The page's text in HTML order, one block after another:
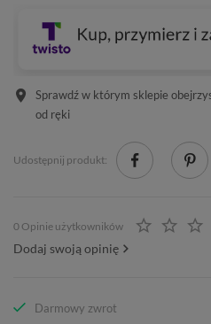
Sprawdź w którym sklepie
od ręki
Udostępnij produkt:
0 Opinie użytkowników
Dodaj swoją opinię
Darmowy zwrot